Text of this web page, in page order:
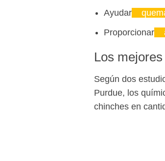
Ayudar
Proporcionar
Los
Según dos
Purdue, los
chinches en